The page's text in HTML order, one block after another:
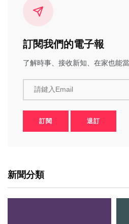
訂閱我們的電子報
了解時事、接收新知、在家也能
請鍵入Email
訂閱 退訂
新聞分類